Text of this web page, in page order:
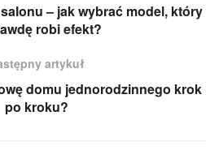
– jak wybrać model, który
robi efekt?
artykuł
domu jednorodzinnego krok
po kroku?